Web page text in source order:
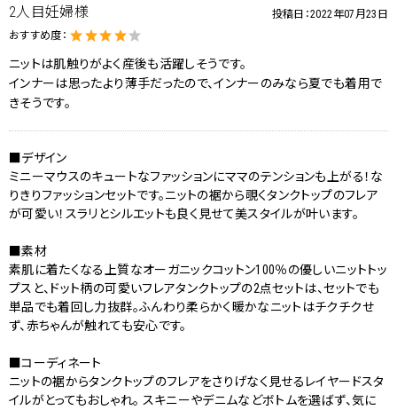
2人目妊婦様 投稿日：2022年07月23日
おすすめ度：
ニットは肌触りがよく産後も活躍しそうです。
インナーは思ったより薄手だったので、インナーのみなら夏でも着用で
きそうです。
■デザイン
ミニーマウスのキュートなファッションにママのテンションも上がる！な
りきりファッションセットです。ニットの裾から覗くタンクトップのフレア
が可愛い！スラリとシルエットも良く見せて美スタイルが叶います。
■素材
素肌に着たくなる上質なオーガニックコットン100％の優しいニットトッ
プスと、ドット柄の可愛いフレアタンクトップの2点セットは、セットでも
単品でも着回し力抜群。ふんわり柔らかく暖かなニットはチクチクせ
ず、赤ちゃんが触れても安心です。
■コーディネート
ニットの裾からタンクトップのフレアをさりげなく見せるレイヤードスタ
イルがとってもおしゃれ。 スキニーやデニムなどボトムを選ばず、気に